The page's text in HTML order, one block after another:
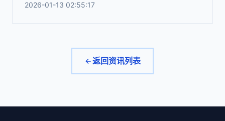
2026-01-13 02:55:17
返回资讯列表